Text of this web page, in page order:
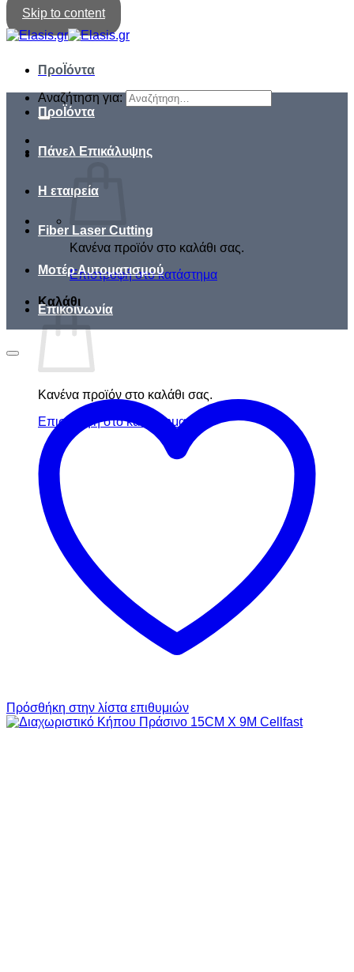
Skip to content
ΠροΪόντα
Αναζήτηση για:
Κανένα προϊόν στο καλάθι σας.
Επιστροφή στο κατάστημα
Καλάθι
Κανένα προϊόν στο καλάθι σας.
Επιστροφή στο κατάστημα
ΠροΪόντα
Πάνελ Επικάλυψης
Η εταιρεία
Fiber Laser Cutting
Μοτέρ Αυτοματισμού
Επικοινωνία
Πρόσθήκη στην λίστα επιθυμιών